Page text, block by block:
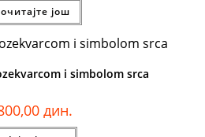
још
i simbolom srca
дин.